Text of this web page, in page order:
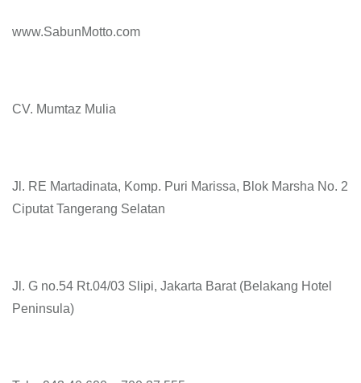
www.SabunMotto.com
CV. Mumtaz Mulia
Jl. RE Martadinata, Komp. Puri Marissa, Blok Marsha No. 2
Ciputat Tangerang Selatan
Jl. G no.54 Rt.04/03 Slipi, Jakarta Barat (Belakang Hotel
Peninsula)